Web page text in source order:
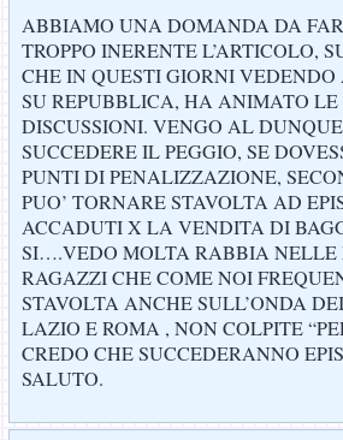
ABBIAMO UNA DOMANDA DA
TROPPO INERENTE L’ARTICOLO,
CHE IN QUESTI GIORNI VEDENDO
SU REPUBBLICA, HA ANIMATO LE
DISCUSSIONI. VENGO AL
SUCCEDERE IL PEGGIO, SE
PUNTI DI PENALIZZAZIONE,
PUO’ TORNARE STAVOLTA AD
ACCADUTI X LA VENDITA DI
SI….VEDO MOLTA RABBIA NELLE
RAGAZZI CHE COME NOI
STAVOLTA ANCHE SULL’ONDA
LAZIO E ROMA , NON COLPITE
CREDO CHE SUCCEDERANNO
SALUTO.